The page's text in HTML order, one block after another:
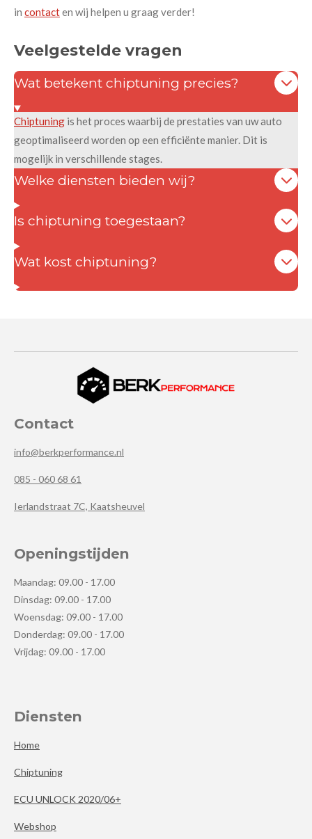
in contacten wij helpen u graag verder!
Veelgestelde vragen
Wat betekent chiptuning precies?
Chiptuning is het proces waarbij de prestaties van uw auto
geoptimaliseerd worden op een efficiënte manier. Dit is
mogelijk in verschillende stages.
Welke diensten bieden wij?
Is chiptuning toegestaan?
Wat kost chiptuning?
Contact
info@berkperformance.nl
085 - 060 68 61
Ierlandstraat 7C, Kaatsheuvel
Openingstijden
Maandag: 09.00 - 17.00
Dinsdag: 09.00 - 17.00
Woensdag: 09.00 - 17.00
Donderdag: 09.00 - 17.00
Vrijdag: 09.00 - 17.00
Diensten
Home
Chiptuning
ECU UNLOCK 2020/06+
Webshop